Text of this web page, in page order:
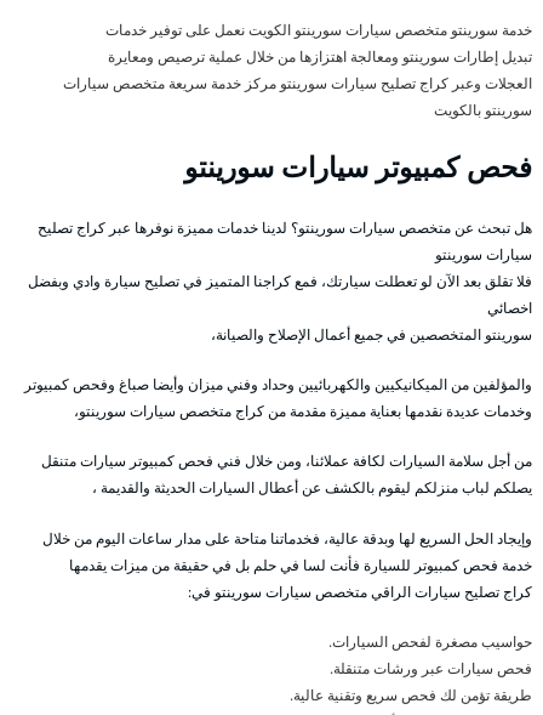
خدمة سورينتو متخصص سيارات سورينتو الكويت نعمل على توفير خدمات
تبديل إطارات سورينتو ومعالجة اهتزازها من خلال عملية ترصيص ومعايرة
العجلات وعبر كراج تصليح سيارات سورينتو مركز خدمة سريعة متخصص سيارات
سورينتو بالكويت
فحص كمبيوتر سيارات سورينتو
هل تبحث عن متخصص سيارات سورينتو؟ لدينا خدمات مميزة نوفرها عبر كراج تصليح
سيارات سورينتو
فلا تقلق بعد الآن لو تعطلت سيارتك، فمع كراجنا المتميز في تصليح سيارة وادي وبفضل
اخصائي
سورينتو المتخصصين في جميع أعمال الإصلاح والصيانة،
والمؤلفين من الميكانيكيين والكهربائيين وحداد وفني ميزان وأيضا صباغ وفحص كمبيوتر
وخدمات عديدة نقدمها بعناية مميزة مقدمة من كراج متخصص سيارات سورينتو،
من أجل سلامة السيارات لكافة عملائنا، ومن خلال فني فحص كمبيوتر سيارات متنقل
يصلكم لباب منزلكم ليقوم بالكشف عن أعطال السيارات الحديثة والقديمة ،
وإيجاد الحل السريع لها وبدقة عالية، فخدماتنا متاحة على مدار ساعات اليوم من خلال
خدمة فحص كمبيوتر للسيارة فأنت لسا في حلم بل في حقيقة من ميزات يقدمها
كراج تصليح سيارات الراقي متخصص سيارات سورينتو في:
حواسيب مصغرة لفحص السيارات.
فحص سيارات عبر ورشات متنقلة.
طريقة تؤمن لك فحص سريع وتقنية عالية.